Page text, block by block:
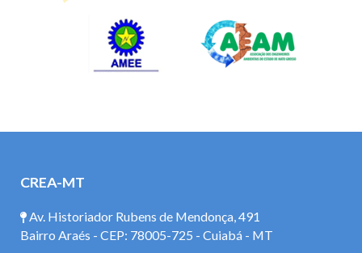
CREA-MT
Av. Historiador Rubens de Mendonça, 491
Bairro Araés - CEP: 78005-725 - Cuiabá - MT